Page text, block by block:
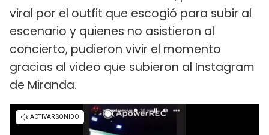
viral por el outfit que escogió para subir al
escenario y quienes no asistieron al
concierto, pudieron vivir el momento
gracias al video que subieron al Instagram
de Miranda.